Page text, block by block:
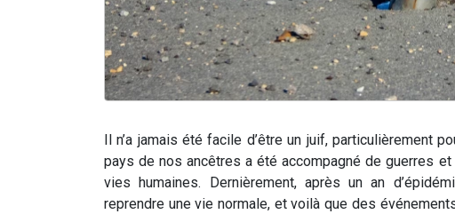
Il n’a jamais été facile d’être un juif, particulièrement
pays de nos ancêtres a été accompagné de guerres
vies humaines.
Dernièrement, après un an
reprendre une vie normale, et voilà que des